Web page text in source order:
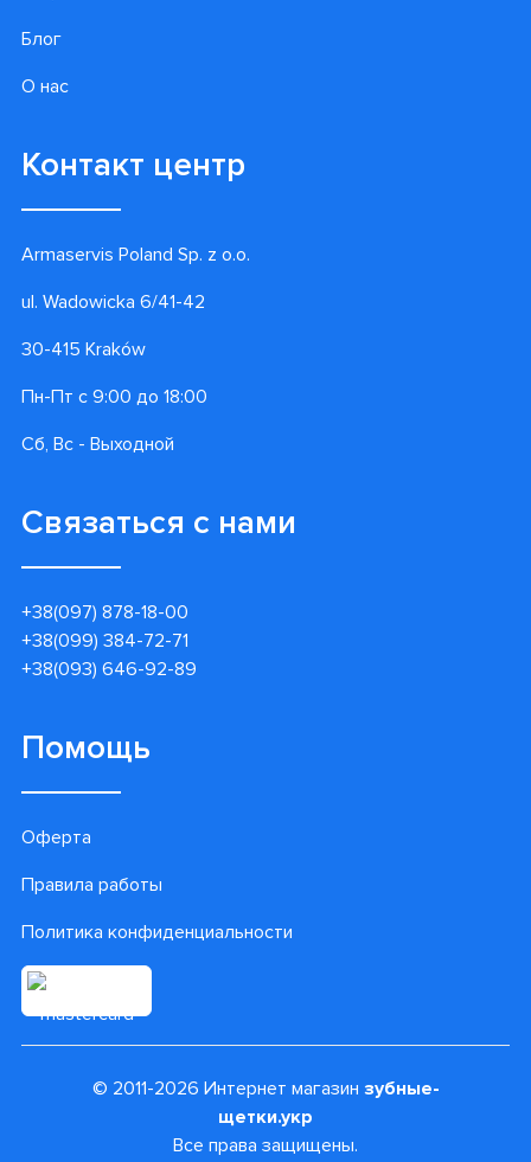
Блог
О нас
Контакт центр
Armaservis Poland Sp. z o.o.
ul. Wadowicka 6/41-42
30-415 Kraków
Пн-Пт с 9:00 до 18:00
Сб, Вс - Выходной
Связаться с нами
+38(097) 878-18-00
+38(099) 384-72-71
+38(093) 646-92-89
Помощь
Оферта
Правила работы
Политика конфиденциальности
© 2011-2026 Интернет магазин зубные-
щетки.укр
Все права защищены.